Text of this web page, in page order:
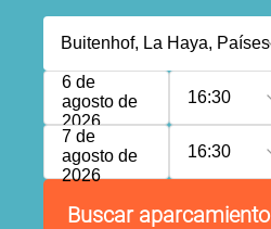
6 de
agosto de
2026
16:30
7 de
agosto de
2026
16:30
Buscar aparcamiento